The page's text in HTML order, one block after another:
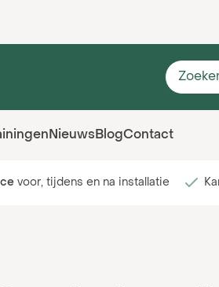
Nieuws BlogContact
voor, tijdens en na installatie